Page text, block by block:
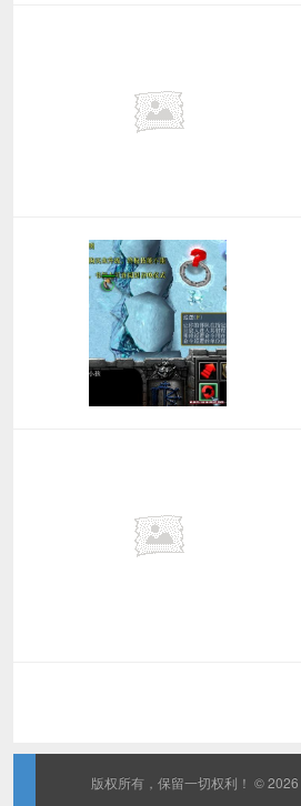
版权所有，保留一切权利！ © 2026